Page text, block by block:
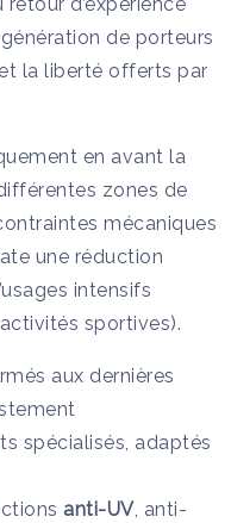
de porteurs
la liberté offerts par
en avant la
zones de
mécaniques
une réduction
intensifs
sportives).
aux dernières
spécialisés, adaptés
anti-UV, anti-